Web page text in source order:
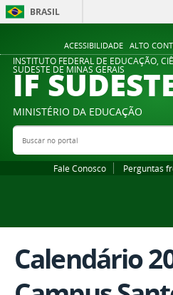
ACESSIBILIDADE ALTO
BRASIL
INSTITUTO FEDERAL DE EDUCAÇÃO,
SUDESTE DE MINAS GERAIS
IF
MINISTÉRIO DA EDUCAÇÃO
Buscar no portal
Fale Conosco Perguntas
Calendário